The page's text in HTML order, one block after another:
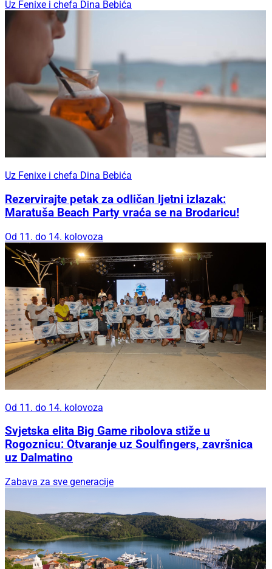
Uz Fenixe i chefa Dina Bebića
Uz Fenixe i chefa Dina Bebića
Rezervirajte petak za odličan ljetni izlazak:
Maratuša Beach Party vraća se na Brodaricu!
Od 11. do 14. kolovoza
Od 11. do 14. kolovoza
Svjetska elita Big Game ribolova stiže u
Rogoznicu: Otvaranje uz Soulfingers, završnica
uz Dalmatino
Zabava za sve generacije